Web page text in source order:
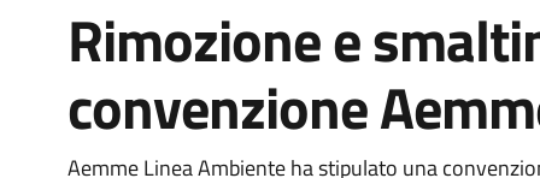
Rimozione e
convenzione
Aemme Linea Ambiente ha stipulato una